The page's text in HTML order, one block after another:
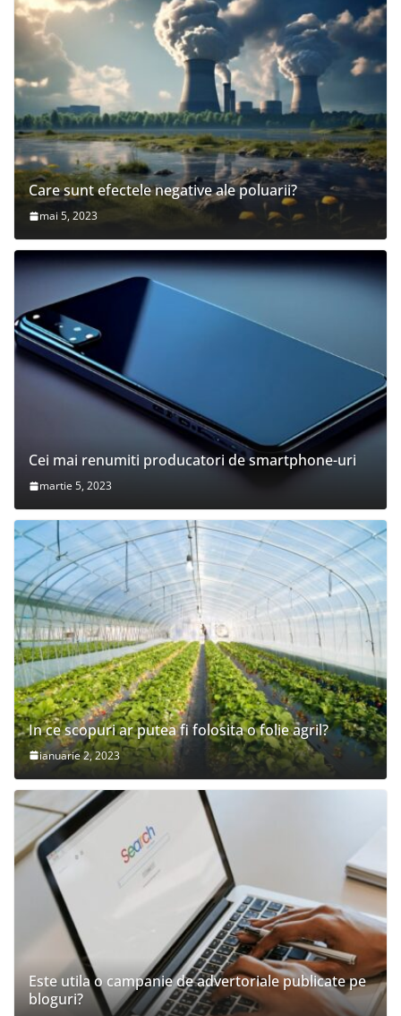
Care sunt efectele negative ale poluarii?
mai 5, 2023
Cei mai renumiti producatori de smartphone-uri
martie 5, 2023
In ce scopuri ar putea fi folosita o folie agril?
ianuarie 2, 2023
Este utila o campanie de advertoriale publicate pe
bloguri?